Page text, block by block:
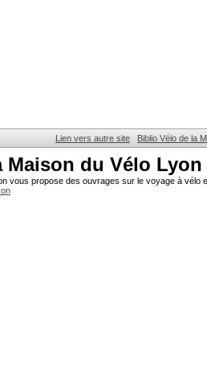
Lien vers autre site Biblio Vélo de la
du Vélo Lyon
vous propose des ouvrages sur le voyage à